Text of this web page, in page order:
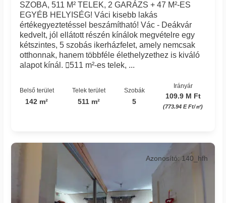
SZOBA, 511 M² TELEK, 2 GARÁZS + 47 M²-ES
EGYÉB HELYISÉG! Váci kisebb lakás
értékegyeztetéssel beszámítható! Vác - Deákvár
kedvelt, jól ellátott részén kínálok megvételre egy
kétszintes, 5 szobás ikerházfelet, amely nemcsak
otthonnak, hanem többféle élethelyzethez is kiváló
alapot kínál. 511 m²-es telek, ...
Belső terület
142 m²
Telek terület
511 m²
Szobák
5
Irányár
109.9 M Ft
(773.94 E Ft/㎡)
Azonosító: 140_hfh